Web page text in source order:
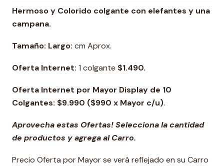
Hermoso y Colorido colgante con elefantes y una
campana.
Tamaño: Largo: cm Aprox.
Oferta Internet: 1 colgante $1.490.
Oferta Internet por Mayor Display de 10
Colgantes: $9.990 ($990 x Mayor c/u).
Aprovecha estas Ofertas! Selecciona la cantidad
de productos y agrega al Carro.
Precio Oferta por Mayor se verá reflejado en su Carro